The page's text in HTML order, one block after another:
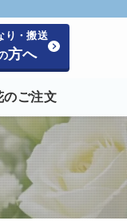
のご注文
り・搬送
方へ